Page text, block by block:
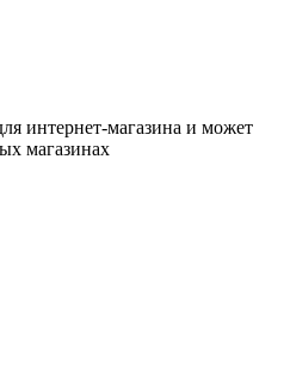
интернет-магазина и может
магазинах